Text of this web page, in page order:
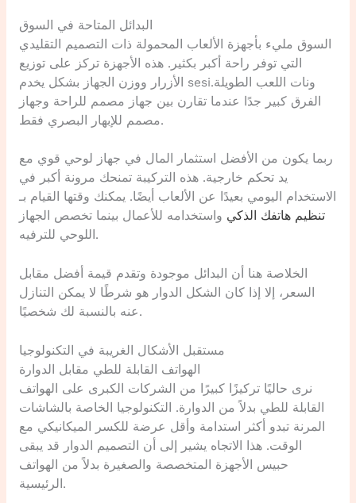
البدائل المتاحة في السوق
السوق مليء بأجهزة الألعاب المحمولة ذات التصميم التقليدي
التي توفر راحة أكبر بكثير. هذه الأجهزة تركز على توزيع
الأزرار ووزن الجهاز بشكل يخدم sesiونات اللعب الطويلة.
الفرق كبير جدًا عندما تقارن بين جهاز مصمم للراحة وجهاز
مصمم للإبهار البصري فقط.
ربما يكون من الأفضل استثمار المال في جهاز لوحي قوي مع
يد تحكم خارجية. هذه التركيبة تمنحك مرونة أكبر في
الاستخدام اليومي بعيدًا عن الألعاب أيضًا. يمكنك وقتها القيام بـ
تنظيم هاتفك الذكي واستخدامه للأعمال بينما تخصص الجهاز
اللوحي للترفيه.
الخلاصة هنا أن البدائل موجودة وتقدم قيمة أفضل مقابل
السعر، إلا إذا كان الشكل الدوار هو شرطًا لا يمكن التنازل
عنه بالنسبة لك شخصيًا.
مستقبل الأشكال الغريبة في التكنولوجيا
الهواتف القابلة للطي مقابل الدوارة
نرى حاليًا تركيزًا كبيرًا من الشركات الكبرى على الهواتف
القابلة للطي بدلاً من الدوارة. التكنولوجيا الخاصة بالشاشات
المرنة تبدو أكثر استدامة وأقل عرضة للكسر الميكانيكي مع
الوقت. هذا الاتجاه يشير إلى أن التصميم الدوار قد يبقى
حبيس الأجهزة المتخصصة والصغيرة بدلاً من الهواتف
الرئيسية.